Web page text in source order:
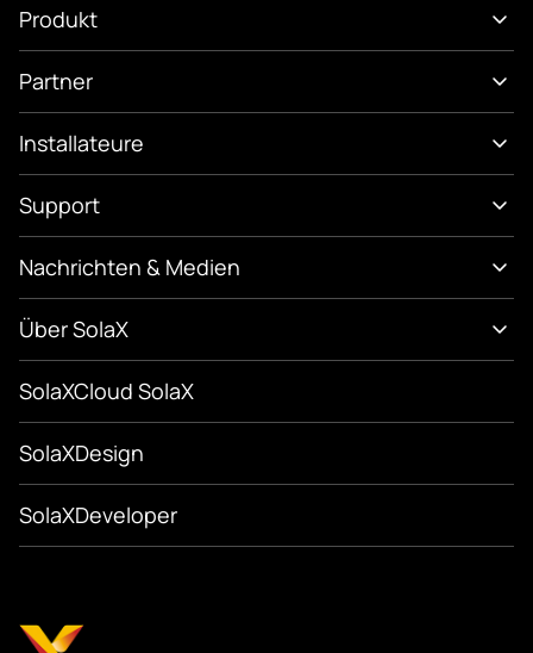
Produkt
Partner
Installateure
Support
Nachrichten & Medien
Über SolaX
SolaXCloud SolaX
SolaXDesign
SolaXDeveloper